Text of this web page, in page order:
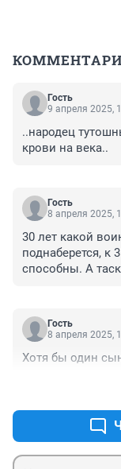
Гость
9 апреля 2025,
..народец
крови на века..
Гость
8 апреля 2025,
30 лет какой
поднаберется, к
способны. А
Гость
8 апреля 2025,
Хотя бы один